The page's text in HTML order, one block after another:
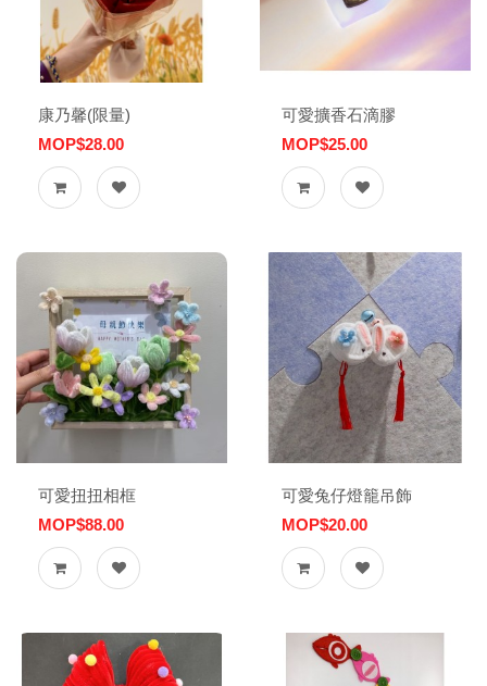
康乃馨(限量)
MOP$28.00
可愛擴香石滴膠
MOP$25.00
可愛扭扭相框
MOP$88.00
可愛兔仔燈籠吊飾
MOP$20.00